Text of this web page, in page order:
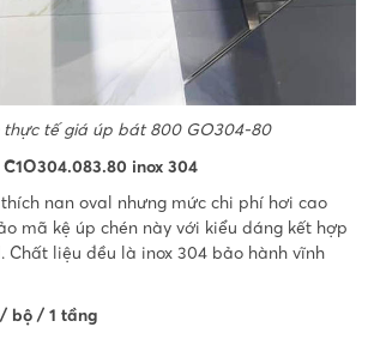
thực tế giá úp bát 800 GO304-80
inox 304
nan oval nhưng mức chi phí hơi cao
mã kệ úp chén này với kiểu dáng kết hợp
Chất liệu đều là inox 304 bảo hành vĩnh
bộ / 1 tầng